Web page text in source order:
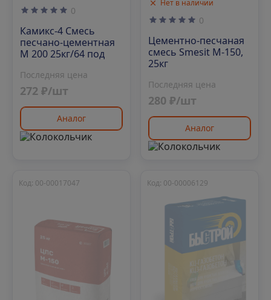
0
Камикс-4 Смесь
песчано-цементная
М 200 25кг/64 под
Последняя цена
272 ₽/шт
Аналог
Нет в наличии
0
Цементно-песчаная
смесь Smesit М-150,
25кг
Последняя цена
280 ₽/шт
Аналог
Код: 00-00017047 Код: 00-00006129